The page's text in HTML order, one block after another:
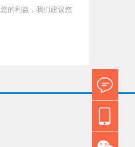
的利益，我们建议您